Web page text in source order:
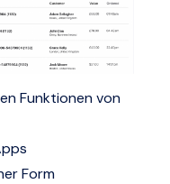
Funktionen von
Form